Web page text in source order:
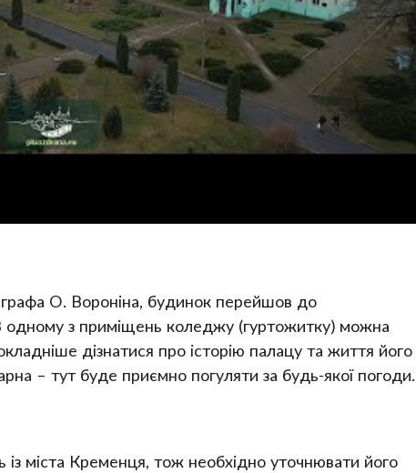
графа О. Вороніна, будинок перейшов до
одному з приміщень коледжу (гуртожитку) можна
дізнатися про історію палацу та життя його
– тут буде приємно погуляти за будь-якої погоди.
міста Кременця, тож необхідно уточнювати його